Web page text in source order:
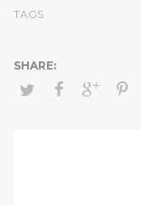
TAGS